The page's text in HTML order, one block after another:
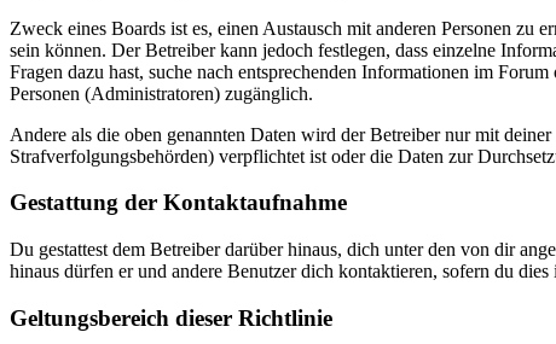
Zweck eines Boards ist es, einen Austausch mit anderen Personen
sein können. Der Betreiber kann jedoch festlegen, dass einzelne
Fragen dazu hast, suche nach entsprechenden Informationen im
Personen (Administratoren) zugänglich.
Andere als die oben genannten Daten wird der Betreiber nur mit
Strafverfolgungsbehörden) verpflichtet ist oder die Daten zur
Gestattung der Kontaktaufnahme
Du gestattest dem Betreiber darüber hinaus, dich unter den von dir
hinaus dürfen er und andere Benutzer dich kontaktieren, sofern du
Geltungsbereich dieser Richtlinie